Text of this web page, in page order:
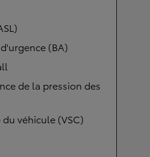
(BA)
de la pression des
véhicule (VSC)